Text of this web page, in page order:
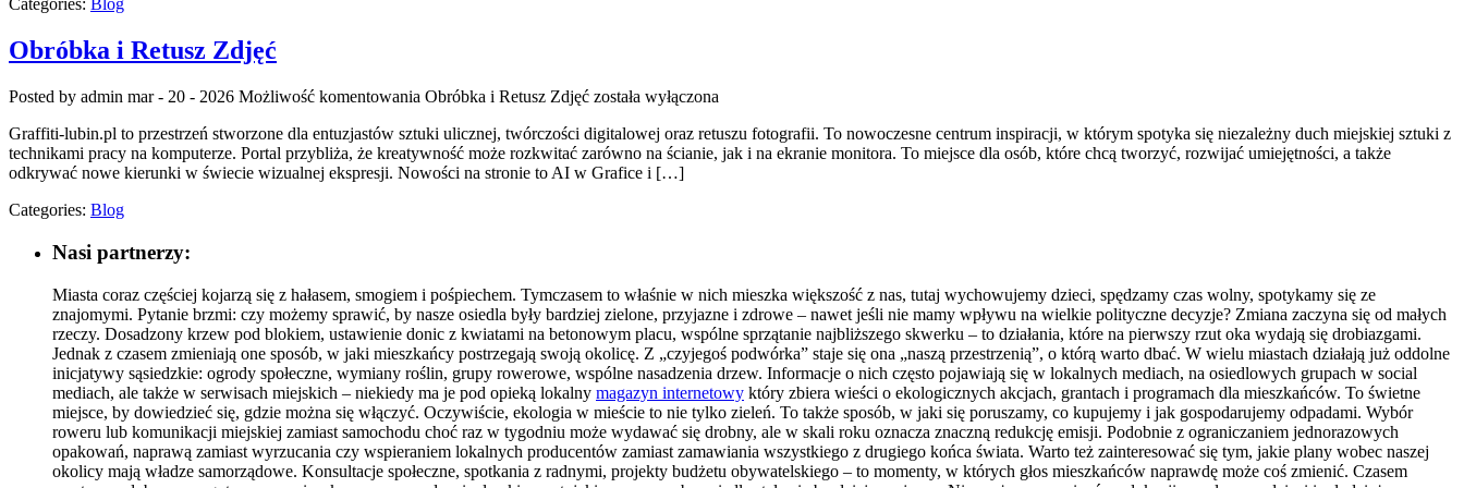
Categories: Blog
Obróbka i Retusz Zdjęć
Posted by admin mar - 20 - 2026 Możliwość komentowania Obróbka i Retusz Zdjęć została wyłączona
Graffiti-lubin.pl to przestrzeń stworzone dla entuzjastów sztuki ulicznej, twórczości digitalowej oraz retuszu fotografii. To nowoczesne centrum inspiracji, w którym spotyka się niezależny duch miejskiej sztuki z
technikami pracy na komputerze. Portal przybliża, że kreatywność może rozkwitać zarówno na ścianie, jak i na ekranie monitora. To miejsce dla osób, które chcą tworzyć, rozwijać umiejętności, a także
odkrywać nowe kierunki w świecie wizualnej ekspresji. Nowości na stronie to AI w Grafice i […]
Categories: Blog
Nasi partnerzy:
Miasta coraz częściej kojarzą się z hałasem, smogiem i pośpiechem. Tymczasem to właśnie w nich mieszka większość z nas, tutaj wychowujemy dzieci, spędzamy czas wolny, spotykamy się ze
znajomymi. Pytanie brzmi: czy możemy sprawić, by nasze osiedla były bardziej zielone, przyjazne i zdrowe – nawet jeśli nie mamy wpływu na wielkie polityczne decyzje? Zmiana zaczyna się od małych
rzeczy. Dosadzony krzew pod blokiem, ustawienie donic z kwiatami na betonowym placu, wspólne sprzątanie najbliższego skwerku – to działania, które na pierwszy rzut oka wydają się drobiazgami.
Jednak z czasem zmieniają one sposób, w jaki mieszkańcy postrzegają swoją okolicę. Z „czyjegoś podwórka” staje się ona „naszą przestrzenią”, o którą warto dbać. W wielu miastach działają już oddolne
inicjatywy sąsiedzkie: ogrody społeczne, wymiany roślin, grupy rowerowe, wspólne nasadzenia drzew. Informacje o nich często pojawiają się w lokalnych mediach, na osiedlowych grupach w social
mediach, ale także w serwisach miejskich – niekiedy ma je pod opieką lokalny magazyn internetowy który zbiera wieści o ekologicznych akcjach, grantach i programach dla mieszkańców. To świetne
miejsce, by dowiedzieć się, gdzie można się włączyć. Oczywiście, ekologia w mieście to nie tylko zieleń. To także sposób, w jaki się poruszamy, co kupujemy i jak gospodarujemy odpadami. Wybór
roweru lub komunikacji miejskiej zamiast samochodu choć raz w tygodniu może wydawać się drobny, ale w skali roku oznacza znaczną redukcję emisji. Podobnie z ograniczaniem jednorazowych
opakowań, naprawą zamiast wyrzucania czy wspieraniem lokalnych producentów zamiast zamawiania wszystkiego z drugiego końca świata. Warto też zainteresować się tym, jakie plany wobec naszej
okolicy mają władze samorządowe. Konsultacje społeczne, spotkania z radnymi, projekty budżetu obywatelskiego – to momenty, w których głos mieszkańców naprawdę może coś zmienić. Czasem